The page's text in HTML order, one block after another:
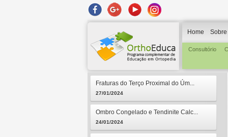
Home Sobre
Consultório
Fraturas do Terço Proximal do Úm...
27/01/2024
Ombro Congelado e Tendinite Calc...
24/01/2024